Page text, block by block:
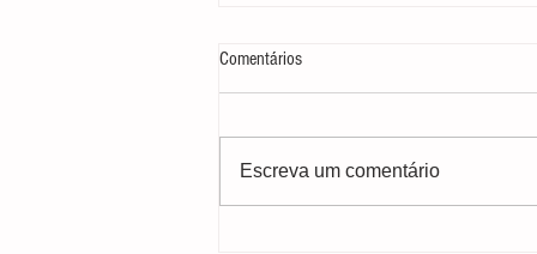
Comentários
Escreva um comentário